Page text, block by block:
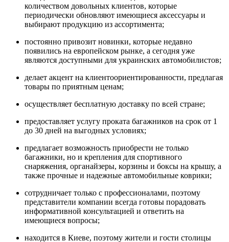
количеством довольных клиентов, которые
периодически обновляют имеющиеся аксессуары и
выбирают продукцию из ассортимента;
постоянно привозит новинки, которые недавно
появились на европейском рынке, а сегодня уже
являются доступными для украинских автомобилистов;
делает акцент на клиентоориентированности, предлагая
товары по приятным ценам;
осуществляет бесплатную доставку по всей стране;
предоставляет услугу проката багажников на срок от 1
до 30 дней на выгодных условиях;
предлагает возможность приобрести не только
багажники, но и крепления для спортивного
снаряжения, органайзеры, корзины и боксы на крышу, а
также прочные и надежные автомобильные коврики;
сотрудничает только с профессионалами, поэтому
представители компании всегда готовы порадовать
информативной консультацией и ответить на
имеющиеся вопросы;
находится в Киеве, поэтому жители и гости столицы